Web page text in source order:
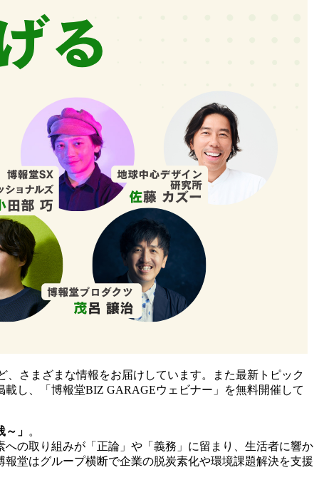
さまざまな情報をお届けしています。また最新トピック
し、「博報堂BIZ GARAGEウェビナー」を無料開催して
」 。
の取り組みが「正論」や「義務」に留まり、生活者に響か
堂はグループ横断で企業の脱炭素化や環境課題解決を支援